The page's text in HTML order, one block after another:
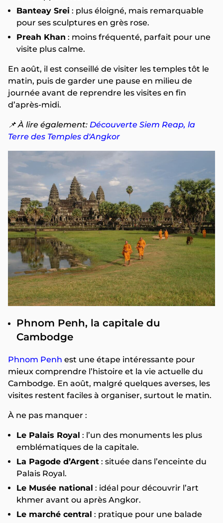
Banteay Srei : plus éloigné, mais remarquable
pour ses sculptures en grès rose.
Preah Khan : moins fréquenté, parfait pour une
visite plus calme.
En août, il est conseillé de visiter les temples tôt le
matin, puis de garder une pause en milieu de
journée avant de reprendre les visites en fin
d’après-midi.
📌 À lire également: Découverte Siem Reap, la
Terre des Temples d'Angkor
Phnom Penh, la capitale du
Cambodge
Phnom Penh est une étape intéressante pour
mieux comprendre l’histoire et la vie actuelle du
Cambodge. En août, malgré quelques averses, les
visites restent faciles à organiser, surtout le matin.
À ne pas manquer :
Le Palais Royal : l’un des monuments les plus
emblématiques de la capitale.
La Pagode d’Argent : située dans l’enceinte du
Palais Royal.
Le Musée national : idéal pour découvrir l’art
khmer avant ou après Angkor.
Le marché central : pratique pour une balade